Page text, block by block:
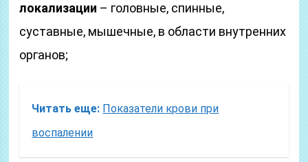
локализации – головные, спинные,
суставные, мышечные, в области внутренних
органов;
Читать еще: Показатели крови при
воспалении